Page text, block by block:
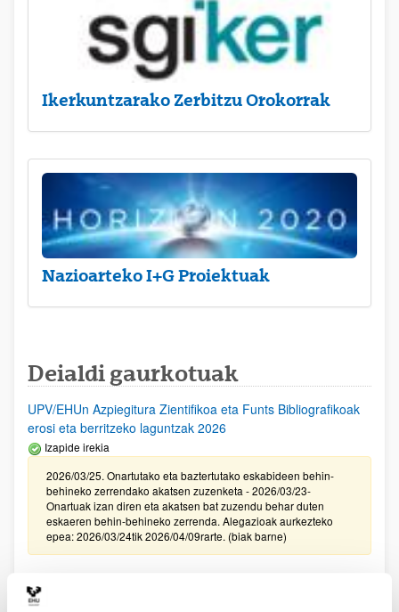
Ikerkuntzarako Zerbitzu Orokorrak
Nazioarteko I+G Proiektuak
Deialdi gaurkotuak
UPV/EHUn Azpiegitura Zientifikoa eta Funts Bibliografikoak
erosi eta berritzeko laguntzak 2026
Izapide irekia
2026/03/25. Onartutako eta baztertutako eskabideen behin-
behineko zerrendako akatsen zuzenketa - 2026/03/23-
Onartuak izan diren eta akatsen bat zuzendu behar duten
eskaeren behin-behineko zerrenda. Alegazioak aurkezteko
epea: 2026/03/24tik 2026/04/09rarte. (biak barne)
sustatzeko laguntzen deialdia (FECYT) 2026